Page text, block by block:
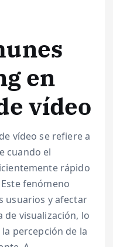
en
vídeo
vídeo se refiere a
cuando el
rápido
fenómeno
usuarios y afectar
de visualización, lo
percepción de la